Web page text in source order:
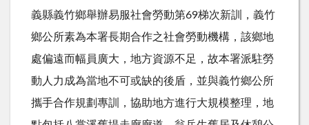
義縣義竹鄉舉辦易服社會勞動第69梯次新訓，義竹
鄉公所素為本署長期合作之社會勞動機構，該鄉地
處偏遠而幅員廣大，地方資源不足，故本署派駐勞
動人力成為當地不可或缺的後盾，並與義竹鄉公所
攜手合作規劃專訓，協助地方進行大規模整理，地